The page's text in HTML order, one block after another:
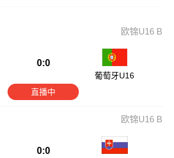
欧锦U16 B
0:0
葡萄牙U16
直播中
欧锦U16 B
0:0